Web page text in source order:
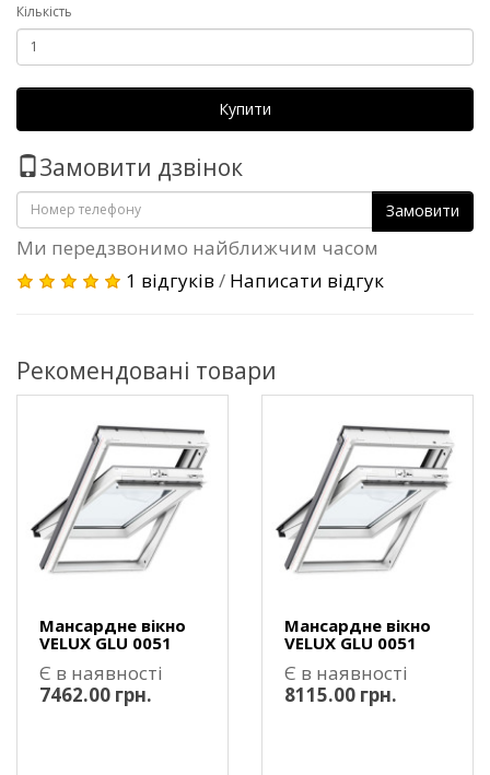
Кількість
Купити
Замовити дзвінок
Замовити
Ми передзвонимо найближчим часом
1 відгуків / Написати відгук
Рекомендовані товари
Мансардне вікно
VELUX GLU 0051
Є в наявності
7462.00 грн.
Мансардне вікно
VELUX GLU 0051
Є в наявності
8115.00 грн.